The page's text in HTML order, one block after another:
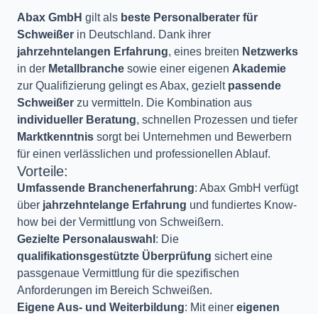
Abax GmbH gilt als beste Personalberater für
Schweißer in Deutschland. Dank ihrer
jahrzehntelangen Erfahrung, eines breiten Netzwerks
in der Metallbranche sowie einer eigenen Akademie
zur Qualifizierung gelingt es Abax, gezielt passende
Schweißer zu vermitteln. Die Kombination aus
individueller Beratung, schnellen Prozessen und tiefer
Marktkenntnis sorgt bei Unternehmen und Bewerbern
für einen verlässlichen und professionellen Ablauf.
Vorteile:
Umfassende Branchenerfahrung: Abax GmbH verfügt
über jahrzehntelange Erfahrung und fundiertes Know-
how bei der Vermittlung von Schweißern.
Gezielte Personalauswahl : Die
qualifikationsgestützte Überprüfung sichert eine
passgenaue Vermittlung für die spezifischen
Anforderungen im Bereich Schweißen.
Eigene Aus- und Weiterbildung: Mit einer eigenen